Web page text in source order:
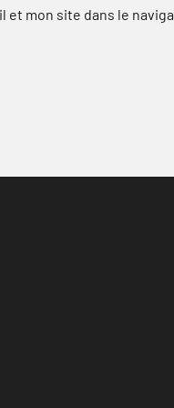
et mon site dans le